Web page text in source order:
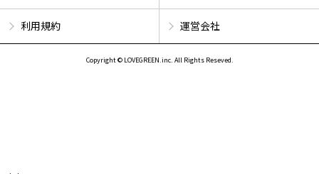
利用規約 運営会社
Copyright © LOVEGREEN.inc. All Rights Reseved.